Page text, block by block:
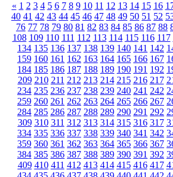
« 1 2 3 4 5 6 7 8 9 10 11 12 13 14 15 16
40 41 42 43 44 45 46 47 48 49 50 51 52
76 77 78 79 80 81 82 83 84 85 86 87 88
108 109 110 111 112 113 114 115 116 117
134 135 136 137 138 139 140 141 142
159 160 161 162 163 164 165 166 167
184 185 186 187 188 189 190 191 192
209 210 211 212 213 214 215 216 217
234 235 236 237 238 239 240 241 242
259 260 261 262 263 264 265 266 267
284 285 286 287 288 289 290 291 292
309 310 311 312 313 314 315 316 317
334 335 336 337 338 339 340 341 342
359 360 361 362 363 364 365 366 367
384 385 386 387 388 389 390 391 392
409 410 411 412 413 414 415 416 417